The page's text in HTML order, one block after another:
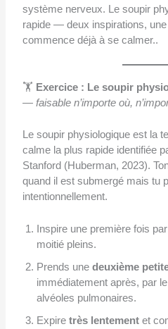
système nerveux. Le soupir
rapide — deux inspirations,
commence déjà à se calmer..
🏋️ Exercice : Le soupir
— faisable n’importe où,
Le soupir physiologique est la
calme la plus rapide identifiée
Stanford (Huberman, 2023).
quand il est submergé mais tu
intentionnellement.
Inspire une première fois
moitié pleins.
Prends une deuxième
immédiatement après, par
alvéoles pulmonaires.
Expire très lentementet